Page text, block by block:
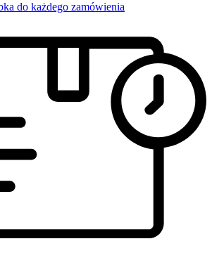
do każdego zamówienia